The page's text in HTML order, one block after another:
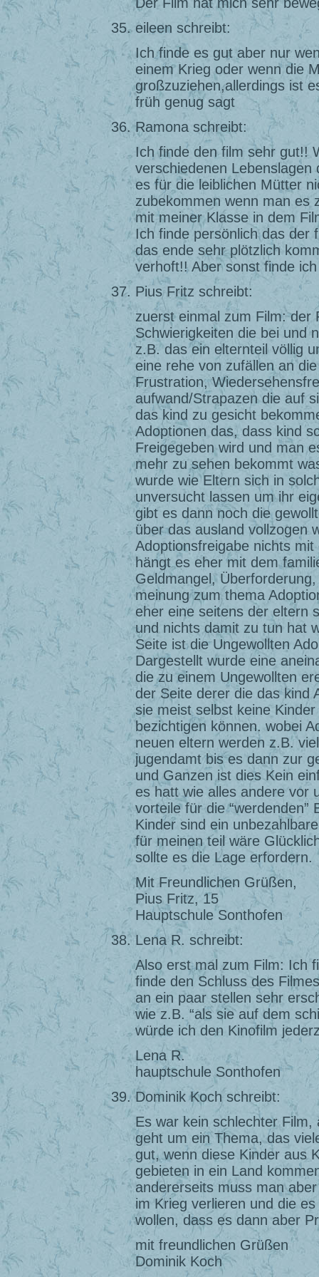
eileen schreibt:
Ich finde es gut aber nur
einem Krieg oder wenn die
großzuziehen,allerdings ist
früh genug sagt
Ramona schreibt:
Ich finde den film sehr gut!!
verschiedenen
es für die leiblichen Mütter
zubekommen wenn man es
mit meiner Klasse in dem
Ich finde persönlich das der
das ende sehr plötzlich
verhoft!! Aber sonst finde
Pius Fritz schreibt:
zuerst einmal zum Film: der
Schwierigkeiten die bei und
z.B. das ein elternteil völlig
eine rehe von zufällen an
Frustration,
aufwand/Strapazen die auf
das kind zu gesicht
Adoptionen das, dass kind
Freigegeben wird und man
mehr zu sehen bekommt
wurde wie Eltern sich in
unversucht lassen um ihr
gibt es dann noch die
über das ausland vollzogen
Adoptionsfreigabe nichts
hängt es eher mit dem
Geldmangel,
meinung zum thema
eher eine seitens der eltern
und nichts damit zu tun hat
Seite ist die Ungewollten
Dargestellt wurde eine
die zu einem Ungewollten
der Seite derer die das kind
sie meist selbst keine
bezichtigen können. wobei
neuen eltern werden z.B.
jugendamt bis es dann zur
und Ganzen ist dies Kein
es hatt wie alles andere vor
vorteile für die
Kinder sind ein
für meinen teil wäre
sollte es die Lage erfordern.
Mit Freundlichen Grüßen,
Pius Fritz, 15
Hauptschule Sonthofen
Lena R. schreibt:
Also erst mal zum Film: Ich
finde den Schluss des
an ein paar stellen sehr
wie z.B. “als sie auf dem
würde ich den Kinofilm
Lena R.
hauptschule Sonthofen
Dominik Koch schreibt:
Es war kein schlechter
geht um ein Thema, das
gut, wenn diese Kinder aus
gebieten in ein Land
andererseits muss man
im Krieg verlieren und die
wollen, dass es dann aber
mit freundlichen Grüßen
Dominik Koch